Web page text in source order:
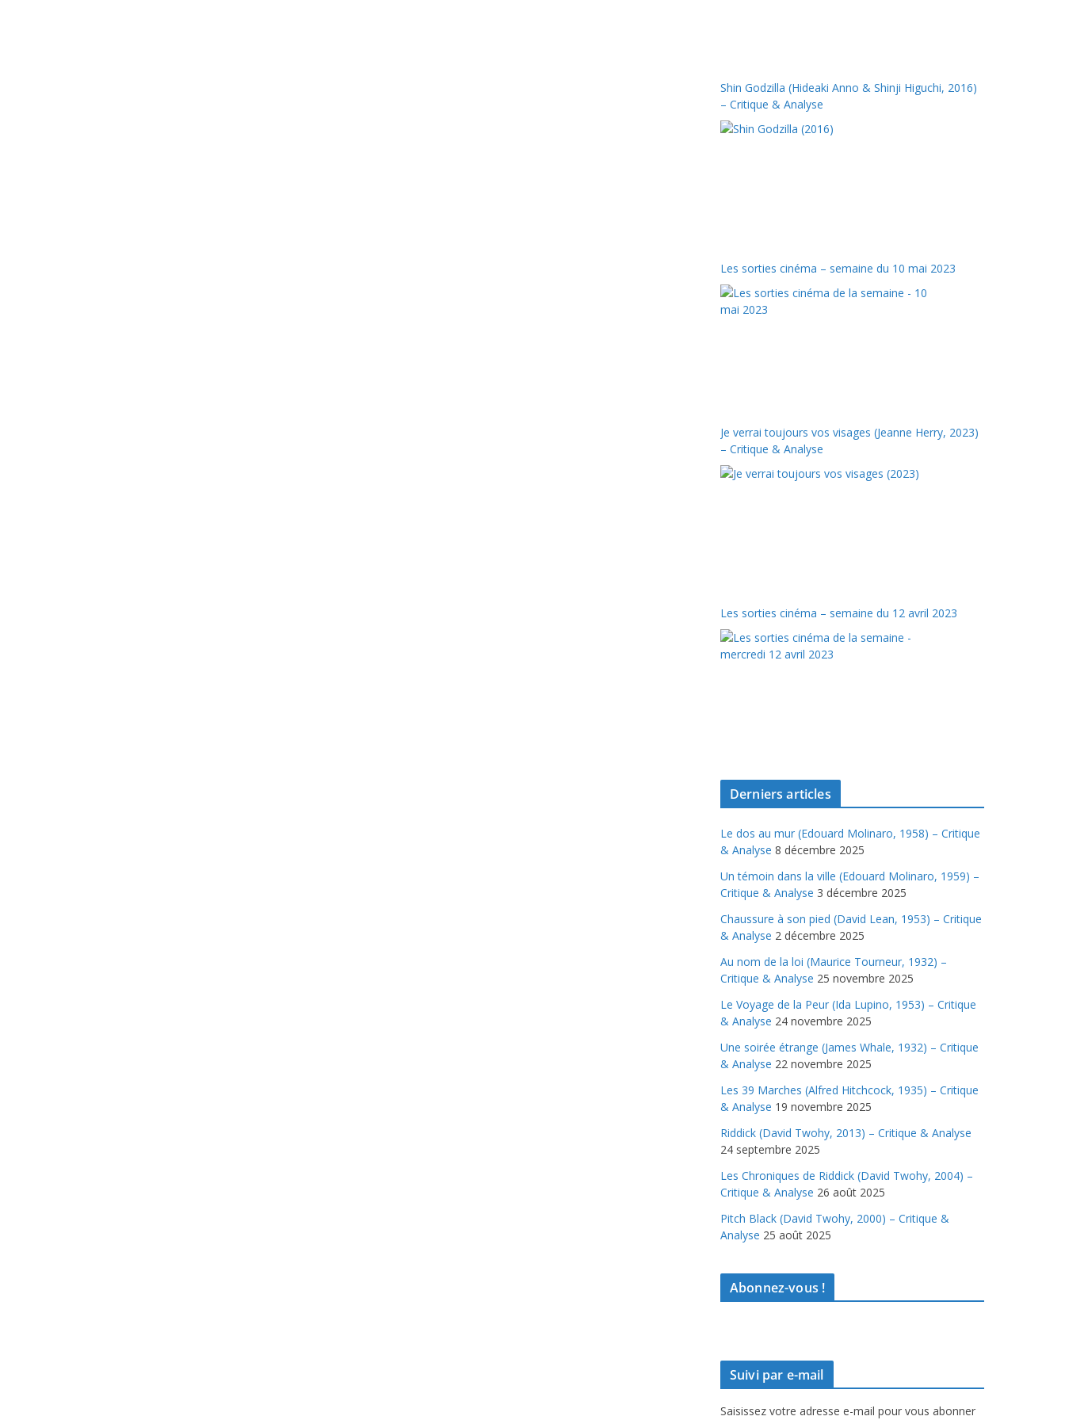
Shin Godzilla (Hideaki Anno & Shinji Higuchi, 2016)
– Critique & Analyse
Les sorties cinéma – semaine du 10 mai 2023
Je verrai toujours vos visages (Jeanne Herry, 2023)
– Critique & Analyse
Les sorties cinéma – semaine du 12 avril 2023
Derniers articles
Le dos au mur (Edouard Molinaro, 1958) – Critique
& Analyse 8 décembre 2025
Un témoin dans la ville (Edouard Molinaro, 1959) –
Critique & Analyse 3 décembre 2025
Chaussure à son pied (David Lean, 1953) – Critique
& Analyse 2 décembre 2025
Au nom de la loi (Maurice Tourneur, 1932) –
Critique & Analyse 25 novembre 2025
Le Voyage de la Peur (Ida Lupino, 1953) – Critique
& Analyse 24 novembre 2025
Une soirée étrange (James Whale, 1932) – Critique
& Analyse 22 novembre 2025
Les 39 Marches (Alfred Hitchcock, 1935) – Critique
& Analyse 19 novembre 2025
Riddick (David Twohy, 2013) – Critique & Analyse
24 septembre 2025
Les Chroniques de Riddick (David Twohy, 2004) –
Critique & Analyse 26 août 2025
Pitch Black (David Twohy, 2000) – Critique &
Analyse 25 août 2025
Abonnez-vous !
Suivi par e-mail
Saisissez votre adresse e-mail pour vous abonner